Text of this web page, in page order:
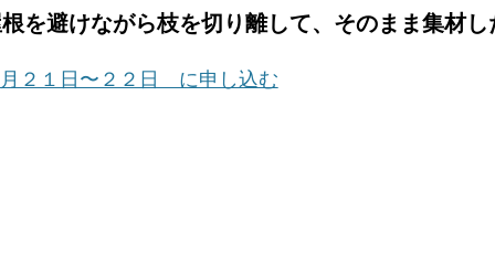
を避けながら枝を切り離して、そのまま集材
２１日〜２２日 に申し込む